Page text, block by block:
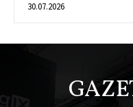
30.07.2026